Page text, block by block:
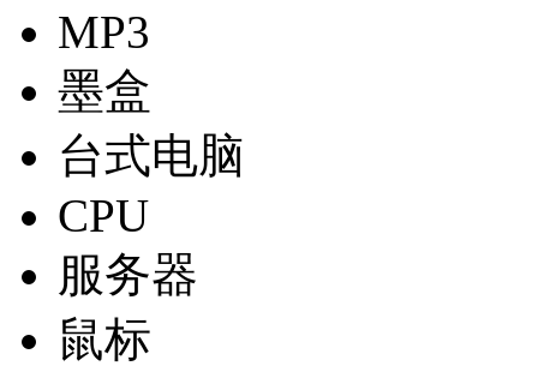
MP3
墨盒
台式电脑
CPU
服务器
鼠标